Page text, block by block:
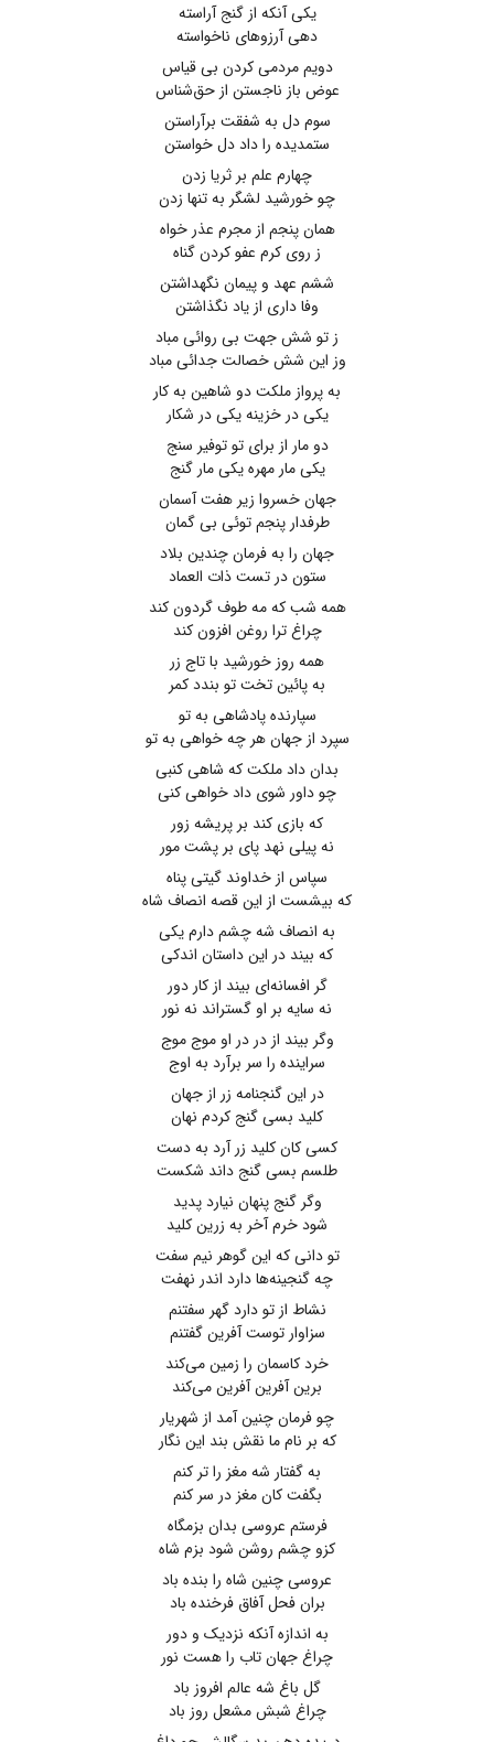
یکی آنکه از گنج آراسته
دهی آرزوهای ناخواسته
دویم مردمی کردن بی قیاس
عوض باز ناجستن از حق‌شناس
سوم دل به شفقت برآراستن
ستمدیده را داد دل خواستن
چهارم علم بر ثریا زدن
چو خورشید لشگر به تنها زدن
همان پنجم از مجرم عذر خواه
ز روی کرم عفو کردن گناه
ششم عهد و پیمان نگهداشتن
وفا داری از یاد نگذاشتن
ز تو شش جهت بی روائی مباد
وز این شش خصالت جدائی مباد
به پرواز ملکت دو شاهین به کار
یکی در خزینه یکی در شکار
دو مار از برای تو توفیر سنج
یکی مار مهره یکی مار گنج
جهان خسروا زیر هفت آسمان
طرفدار پنجم توئی بی گمان
جهان را به فرمان چندین بلاد
ستون در تست ذات العماد
همه شب که مه طوف گردون کند
چراغ ترا روغن افزون کند
همه روز خورشید با تاج زر
به پائین تخت تو بندد کمر
سپارنده پادشاهی به تو
سپرد از جهان هر چه خواهی به تو
بدان داد ملکت که شاهی کنبی
چو داور شوی داد خواهی کنی
که بازی کند بر پریشه زور
نه پیلی نهد پای بر پشت مور
سپاس از خداوند گیتی پناه
که بیشست از این قصه انصاف شاه
به انصاف شه چشم دارم یکی
که بیند در این داستان اندکی
گر افسانه‌ای بیند از کار دور
نه سایه بر او گستراند نه نور
وگر بیند از در در او موج موج
سراینده را سر برآرد به اوج
در این گنجنامه زر از جهان
کلید بسی گنج کردم نهان
کسی کان کلید زر آرد به دست
طلسم بسی گنج داند شکست
وگر گنج پنهان نیارد پدید
شود خرم آخر به زرین کلید
تو دانی که این گوهر نیم سفت
چه گنجینه‌ها دارد اندر نهفت
نشاط از تو دارد گهر سفتنم
سزاوار توست آفرین گفتنم
خرد کاسمان را زمین می‌کند
برین آفرین آفرین می‌کند
چو فرمان چنین آمد از شهریار
که بر نام ما نقش بند این نگار
به گفتار شه مغز را تر کنم
بگفت کان مغز در سر کنم
فرستم عروسی بدان بزمگاه
کزو چشم روشن شود بزم شاه
عروسی چنین شاه را بنده باد
بران فحل آفاق فرخنده باد
به اندازه آنکه نزدیک و دور
چراغ جهان تاب را هست نور
گل باغ شه عالم افروز باد
چراغ شبش مشعل روز باد